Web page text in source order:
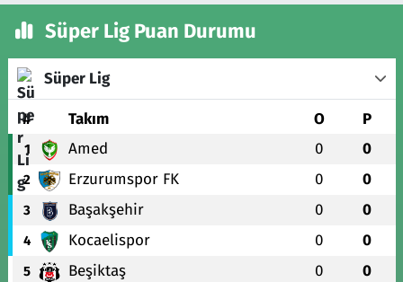
Süper Lig Puan Durumu
Süper Lig
# Takım O P
1 Amed 0 0
2 Erzurumspor FK 0 0
3 Başakşehir 0 0
4 Kocaelispor 0 0
5 Beşiktaş 0 0